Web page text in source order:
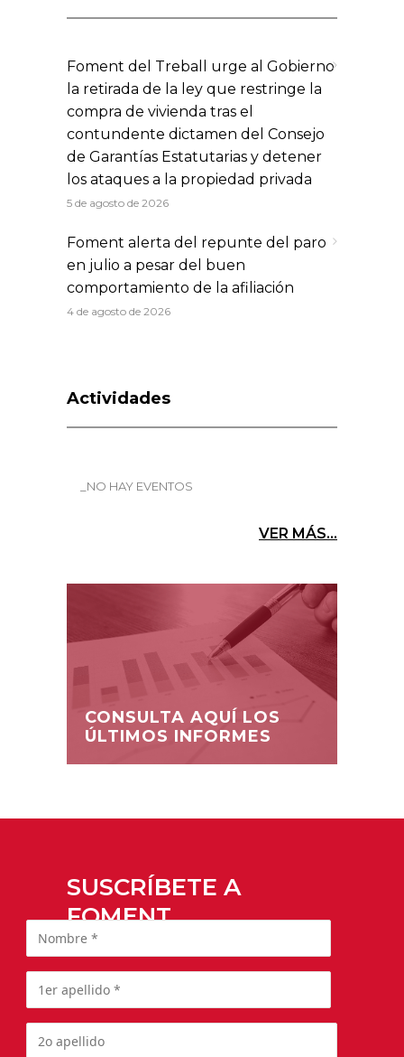
Foment del Treball urge al Gobierno
la retirada de la ley que restringe la
compra de vivienda tras el
contundente dictamen del Consejo
de Garantías Estatutarias y detener
los ataques a la propiedad privada
5 de agosto de 2026
Foment alerta del repunte del paro
en julio a pesar del buen
comportamiento de la afiliación
4 de agosto de 2026
Actividades
_NO HAY EVENTOS
VER MÁS...
CONSULTA AQUÍ LOS
ÚLTIMOS INFORMES
SUSCRÍBETE A
FOMENT